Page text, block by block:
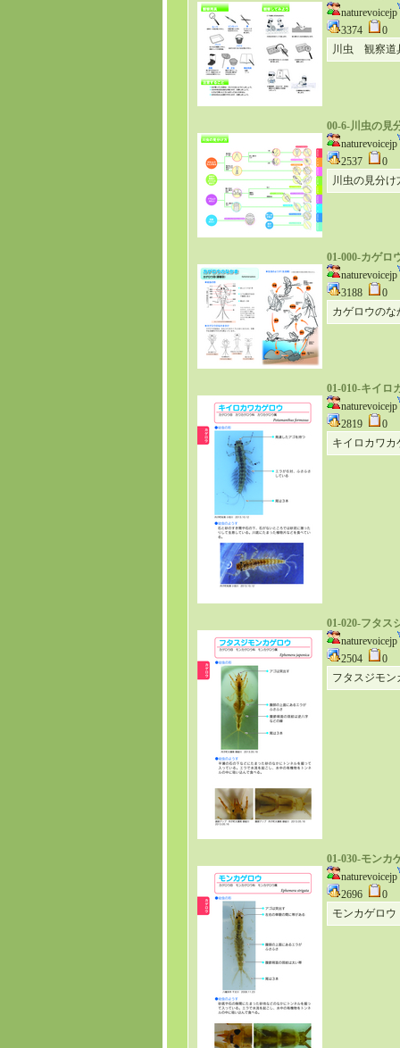
naturevoicejp
3374
0
川虫 観察道
00-6-川虫の見
naturevoicejp
2537
0
川虫の見分け
01-000-カゲ
naturevoicejp
3188
0
カゲロウの
01-010-キイロ
naturevoicejp
2819
0
キイロカワカ
01-020-フタス
naturevoicejp
2504
0
フタスジモン
01-030-モンカ
naturevoicejp
2696
0
モンカゲロウ